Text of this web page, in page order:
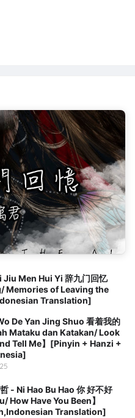
Men Hui Yi 辞九门回忆
Memories of Leaving the
Translation]
De Yan Jing Shuo 看着我的
Mataku dan Katakan/ Look
Tell Me】[Pinyin + Hanzi +
- Ni Hao Bu Hao 你 好不好
How Have You Been】
Translation]